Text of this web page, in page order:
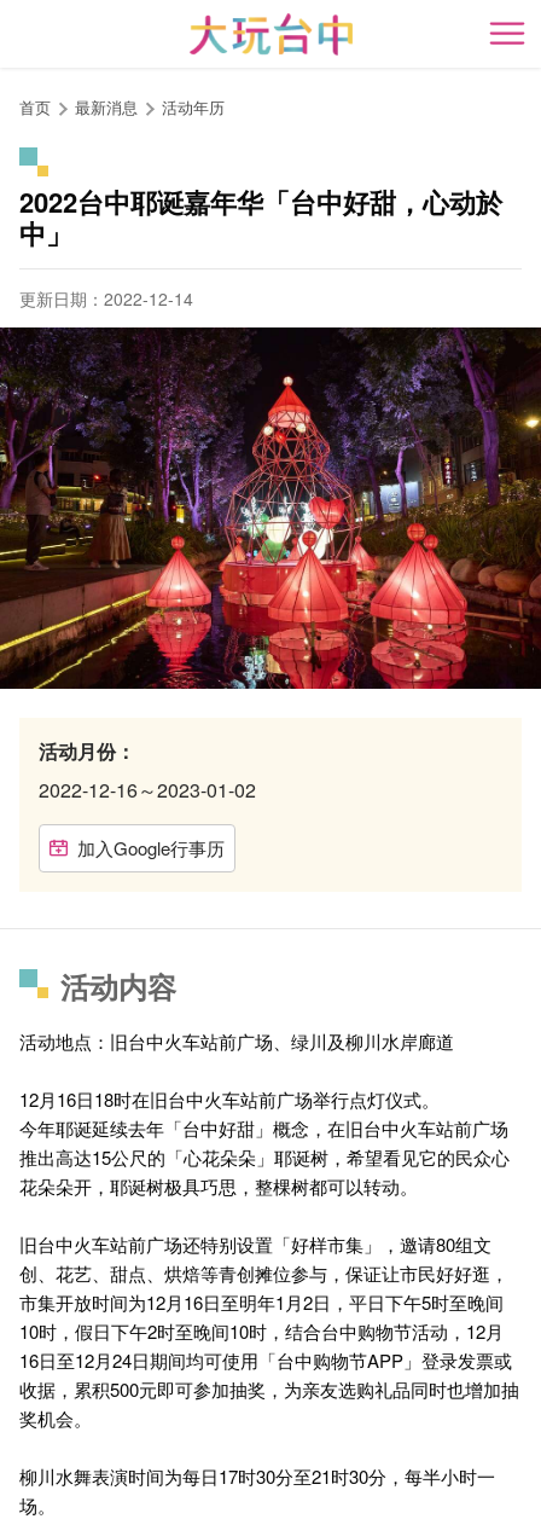
开
首页 最新消息 活动年历
2022台中耶诞嘉年华「台中好甜，心动於
中」
更新日期：2022-12-14
活动月份：
2022-12-16～2023-01-02
加入Google行事历
活动内容
活动地点：旧台中火车站前广场、绿川及柳川水岸廊道
12月16日18时在旧台中火车站前广场举行点灯仪式。
今年耶诞延续去年「台中好甜」概念，在旧台中火车站前广场
推出高达15公尺的「心花朵朵」耶诞树，希望看见它的民众心
花朵朵开，耶诞树极具巧思，整棵树都可以转动。
旧台中火车站前广场还特别设置「好样市集」，邀请80组文
创、花艺、甜点、烘焙等青创摊位参与，保证让市民好好逛，
市集开放时间为12月16日至明年1月2日，平日下午5时至晚间
10时，假日下午2时至晚间10时，结合台中购物节活动，12月
16日至12月24日期间均可使用「台中购物节APP」登录发票或
收据，累积500元即可参加抽奖，为亲友选购礼品同时也增加抽
奖机会。
柳川水舞表演时间为每日17时30分至21时30分，每半小时一
场。